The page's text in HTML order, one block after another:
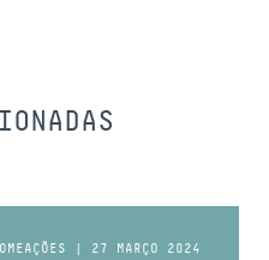
| 27 MARÇO 2024